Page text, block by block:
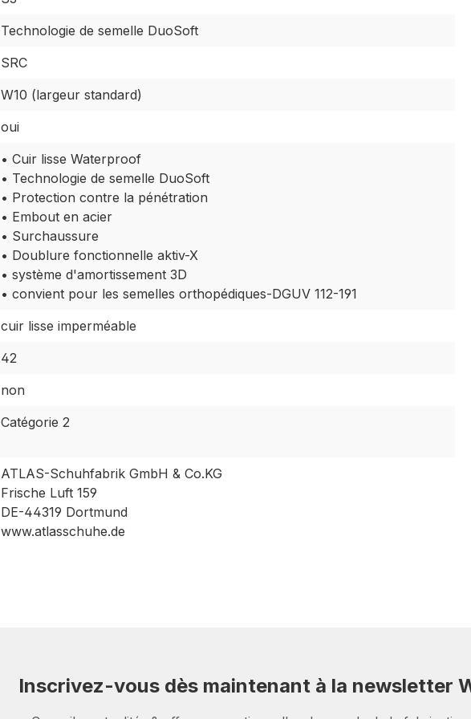
Technologie de semelle DuoSoft
SRC
W10 (largeur standard)
oui
• Cuir lisse Waterproof
• Technologie de semelle DuoSoft
• Protection contre la pénétration
• Embout en acier
• Surchaussure
• Doublure fonctionnelle aktiv-X
• système d'amortissement 3D
• convient pour les semelles orthopédiques-DGUV 112-191
cuir lisse imperméable
42
non
Catégorie 2
ATLAS-Schuhfabrik GmbH & Co.KG
Frische Luft 159
DE-44319 Dortmund
www.atlasschuhe.de
Inscrivez-vous dès maintenant à la newsletter